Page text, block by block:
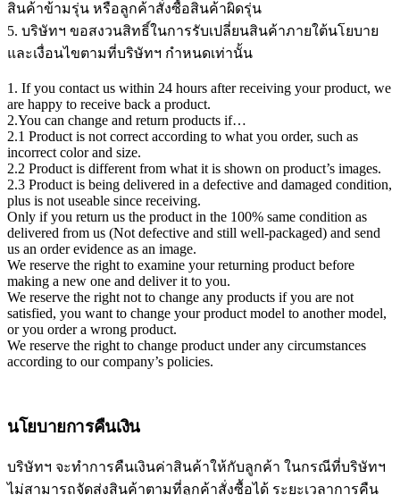
สินค้าข้ามรุ่น หรือลูกค้าสั่งซื้อสินค้าผิดรุ่น
5. บริษัทฯ ขอสงวนสิทธิ์ในการรับเปลี่ยนสินค้าภายใต้นโยบาย
และเงื่อนไขตามที่บริษัทฯ กำหนดเท่านั้น
1. If you contact us within 24 hours after receiving your product, we
are happy to receive back a product.
2.You can change and return products if…
2.1 Product is not correct according to what you order, such as
incorrect color and size.
2.2 Product is different from what it is shown on product’s images.
2.3 Product is being delivered in a defective and damaged condition,
plus is not useable since receiving.
Only if you return us the product in the 100% same condition as
delivered from us (Not defective and still well-packaged) and send
us an order evidence as an image.
We reserve the right to examine your returning product before
making a new one and deliver it to you.
We reserve the right not to change any products if you are not
satisfied, you want to change your product model to another model,
or you order a wrong product.
We reserve the right to change product under any circumstances
according to our company’s policies.
นโยบายการคืนเงิน
บริษัทฯ จะทำการคืนเงินค่าสินค้าให้กับลูกค้า ในกรณีที่บริษัทฯ
ไม่สามารถจัดส่งสินค้าตามที่ลูกค้าสั่งซื้อได้ ระยะเวลาการคืน